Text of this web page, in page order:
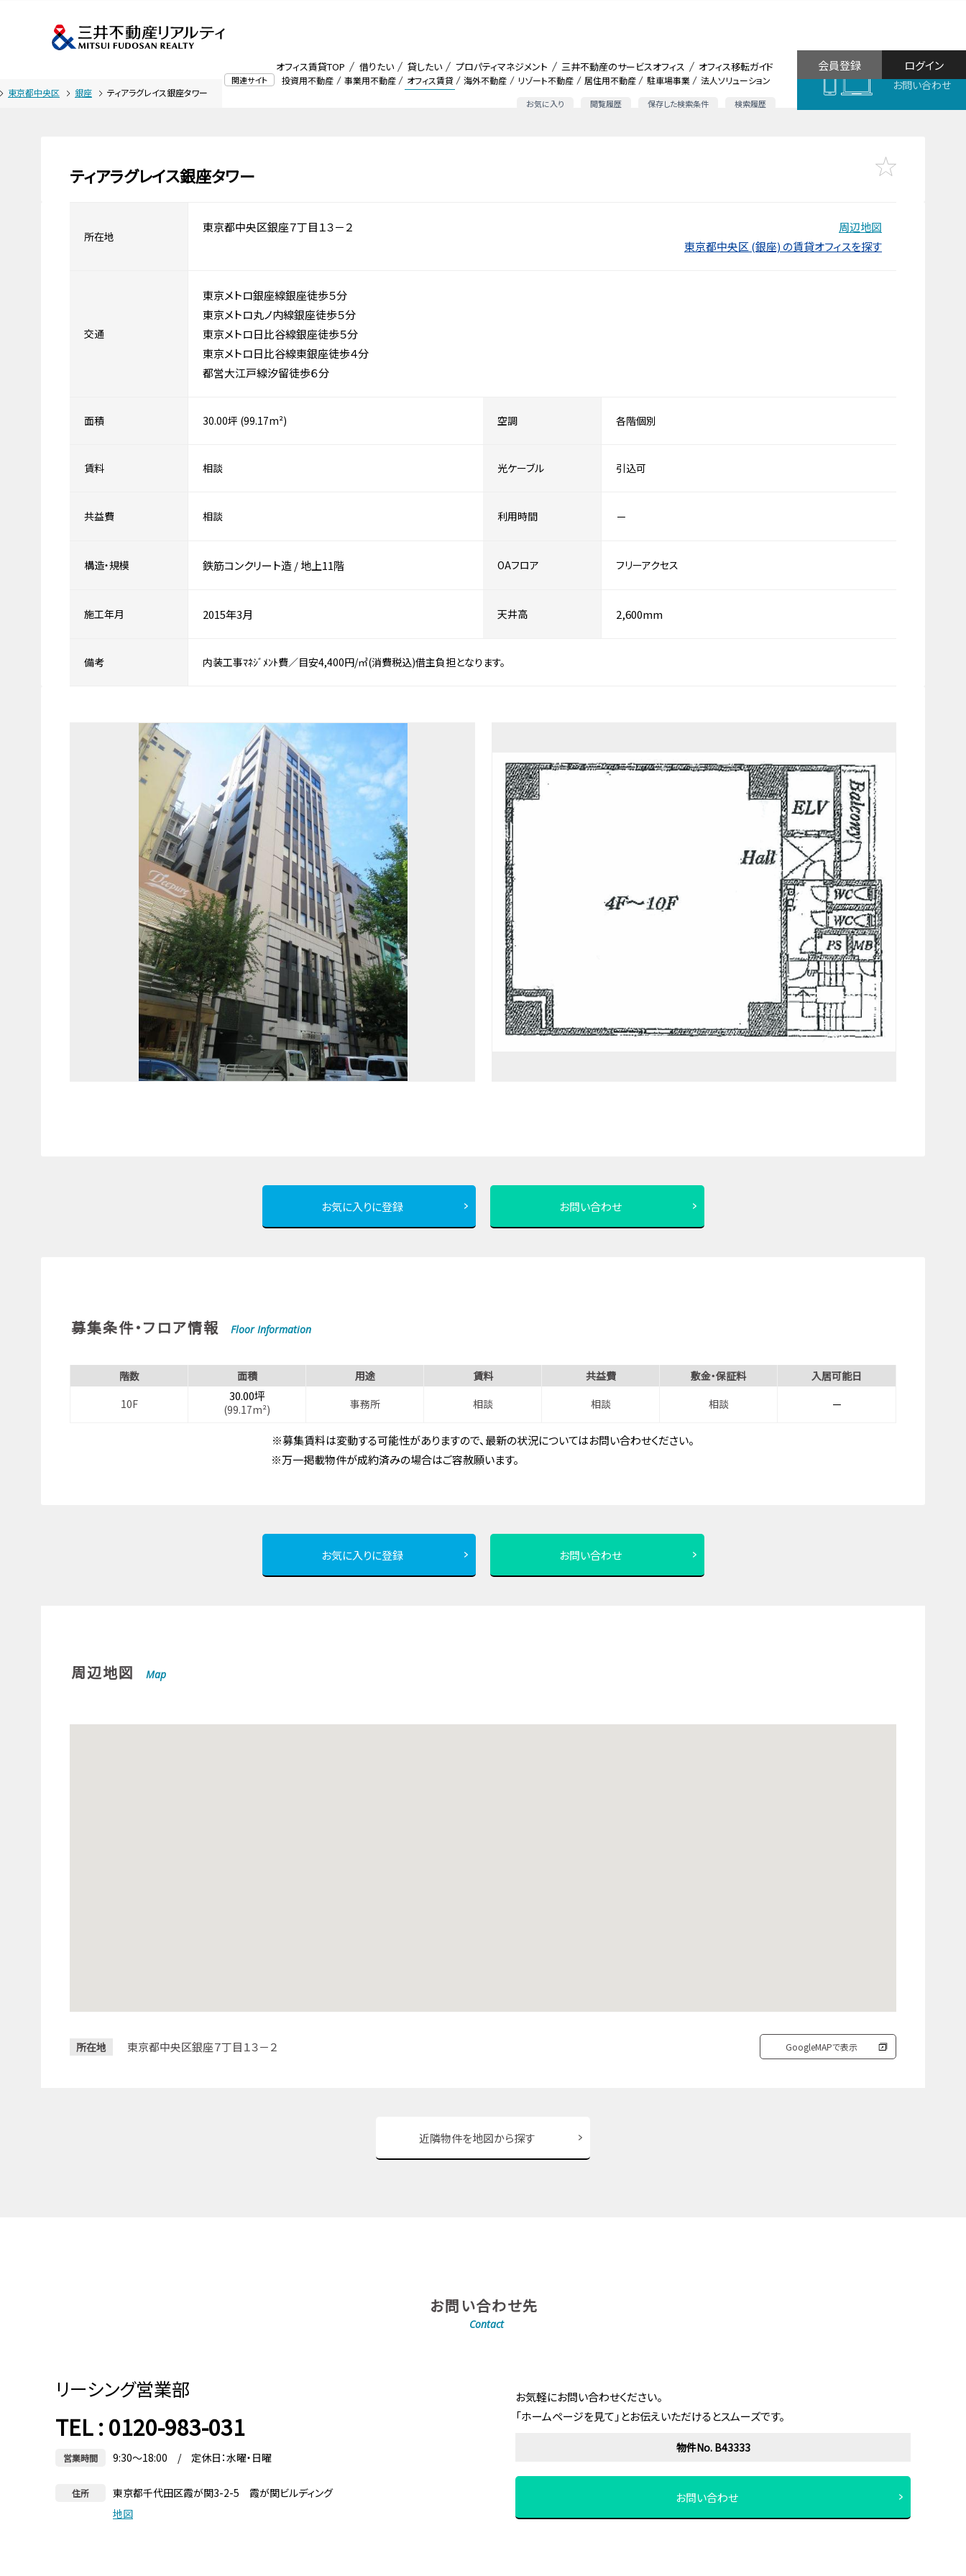
関連サイト 投資用不動産 事業用不動産 オフィス賃貸 海外不動産 リゾート不動産 居住用不動産 駐車場事業 法人ソリューション
お気に入り 閲覧履歴 保存した検索条件 検索履歴
オフィス賃貸TOP 借りたい 貸したい プロパティマネジメント 三井不動産のサービスオフィス オフィス移転ガイド
お問い合わせ
ログイン
会員登録
東京都中央区 銀座 ティアラグレイス銀座タワー
ティアラグレイス銀座タワー
所在地
東京都中央区銀座７丁目１３－２
周辺地図
東京都中央区 (銀座) の賃貸オフィスを探す
交通
東京メトロ銀座線銀座徒歩５分
東京メトロ丸ノ内線銀座徒歩５分
東京メトロ日比谷線銀座徒歩５分
東京メトロ日比谷線東銀座徒歩４分
都営大江戸線汐留徒歩６分
面積 30.00坪 (99.17m²) 空調 各階個別
賃料 相談 光ケーブル 引込可
共益費 相談 利用時間 －
構造・規模 鉄筋コンクリート造/地上11階 OAフロア フリーアクセス
施工年月 2015年3月 天井高 2,600mm
備考 内装工事ﾏﾈｼﾞﾒﾝﾄ費／目安4,400円/㎡(消費税込)借主負担となります。
お気に入りに登録 お問い合わせ
募集条件・フロア情報 Floor Information
階数 面積 用途 賃料 共益費 敷金・保証料
入居可能日
10F
30.00坪
(99.17m²) 事務所 相談 相談 相談 －
※募集賃料は変動する可能性がありますので、最新の状況についてはお問い合わせください。
※万一掲載物件が成約済みの場合はご容赦願います。
お気に入りに登録 お問い合わせ
周辺地図 Map
所在地 東京都中央区銀座７丁目１３－２ GoogleMAPで表示
近隣物件を地図から探す
お問い合わせ先
Contact
お気軽にお問い合わせください。
「ホームページを見て」とお伝えいただけるとスムーズです。
物件No. B43333
お問い合わせ
リーシング営業部
TEL : 0120-983-031
営業時間 9:30～18:00 / 定休日：水曜・日曜
住所
東京都千代田区霞が関3-2-5 霞が関ビルディング
地図